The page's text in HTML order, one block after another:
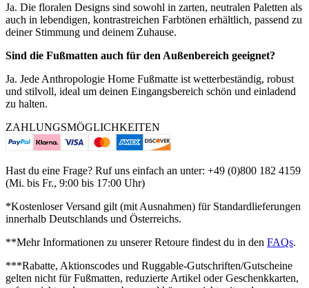
Ja. Die floralen Designs sind sowohl in zarten, neutralen Paletten als
auch in lebendigen, kontrastreichen Farbtönen erhältlich, passend zu
deiner Stimmung und deinem Zuhause.
Sind die Fußmatten auch für den Außenbereich geeignet?
Ja. Jede Anthropologie Home Fußmatte ist wetterbeständig, robust
und stilvoll, ideal um deinen Eingangsbereich schön und einladend
zu halten.
ZAHLUNGSMÖGLICHKEITEN
Hast du eine Frage? Ruf uns einfach an unter: +49 (0)800 182 4159
(Mi. bis Fr., 9:00 bis 17:00 Uhr)
*Kostenloser Versand gilt (mit Ausnahmen) für Standardlieferungen
innerhalb Deutschlands und Österreichs.
**Mehr Informationen zu unserer Retoure findest du in den FAQs.
***Rabatte, Aktionscodes und Ruggable-Gutschriften/Gutscheine
gelten nicht für Fußmatten, reduzierte Artikel oder Geschenkkarten,